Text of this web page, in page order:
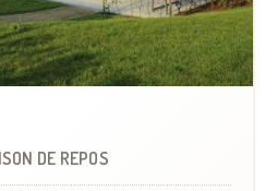
DE REPOS